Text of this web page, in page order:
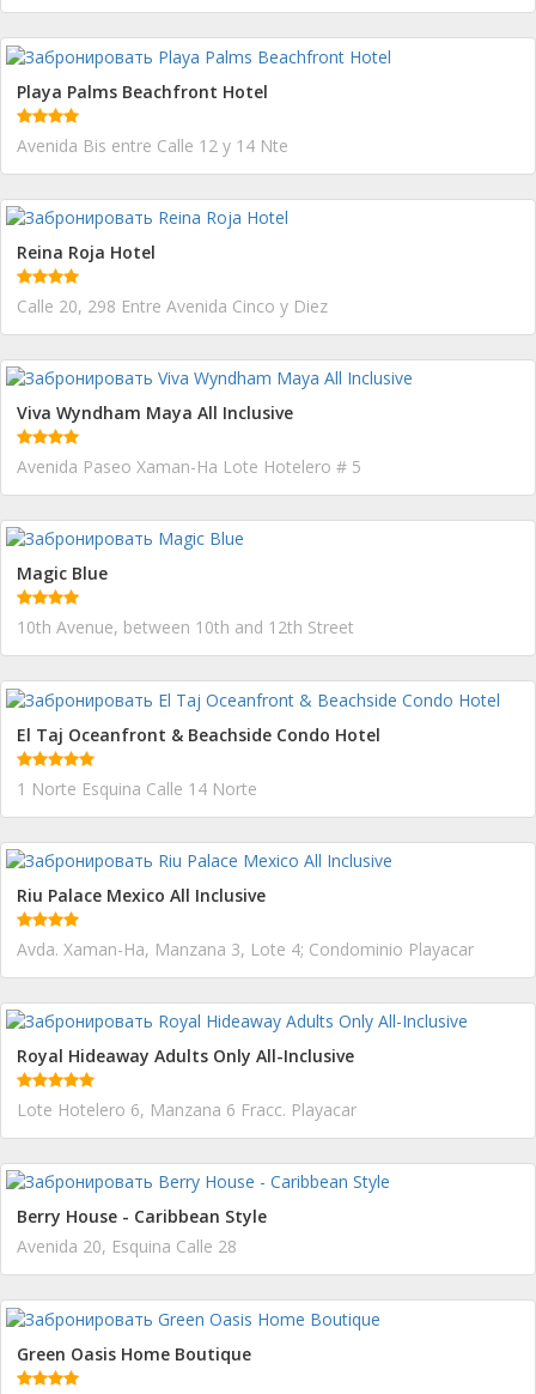
Playa Palms Beachfront Hotel
Avenida Bis entre Calle 12 y 14 Nte
Reina Roja Hotel
Calle 20, 298 Entre Avenida Cinco y Diez
Viva Wyndham Maya All Inclusive
Avenida Paseo Xaman-Ha Lote Hotelero # 5
Magic Blue
10th Avenue, between 10th and 12th Street
El Taj Oceanfront & Beachside Condo Hotel
1 Norte Esquina Calle 14 Norte
Riu Palace Mexico All Inclusive
Avda. Xaman-Ha, Manzana 3, Lote 4; Condominio Playacar
Royal Hideaway Adults Only All-Inclusive
Lote Hotelero 6, Manzana 6 Fracc. Playacar
Berry House - Caribbean Style
Avenida 20, Esquina Calle 28
Green Oasis Home Boutique